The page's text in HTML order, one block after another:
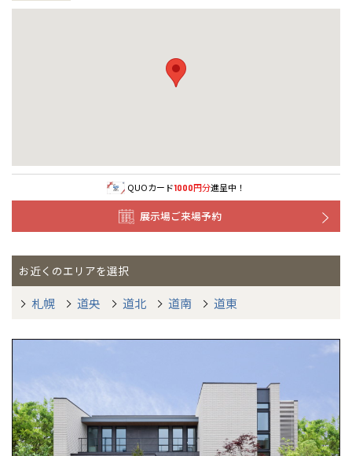
QUOカード1000円分進呈中！
展示場ご来場予約
お近くのエリアを選択
札幌 道央 道北 道南 道東